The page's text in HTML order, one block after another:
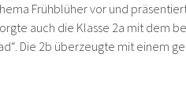
Frühblüher vor und
auch die Klasse 2a mit dem
Die 2b überzeugte mit einem